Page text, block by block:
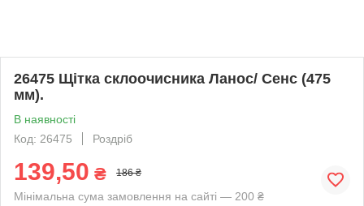
26475 Щітка склоочисника Ланос/ Сенс (475
мм).
В наявності
Код: 26475
Роздріб
139,50 ₴ 186 ₴
Мінімальна сума замовлення на сайті — 200 ₴